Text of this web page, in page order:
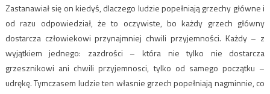
Zastanawiał się on kiedyś, dlaczego ludzie popełniają grzechy główne i
od razu odpowiedział, że to oczywiste, bo każdy grzech główny
dostarcza człowiekowi przynajmniej chwili przyjemności. Każdy – z
wyjątkiem jednego: zazdrości – która nie tylko nie dostarcza
grzesznikowi ani chwili przyjemnosci, tylko od samego początku –
udrękę. Tymczasem ludzie ten własnie grzech popełniają nagminnie, co